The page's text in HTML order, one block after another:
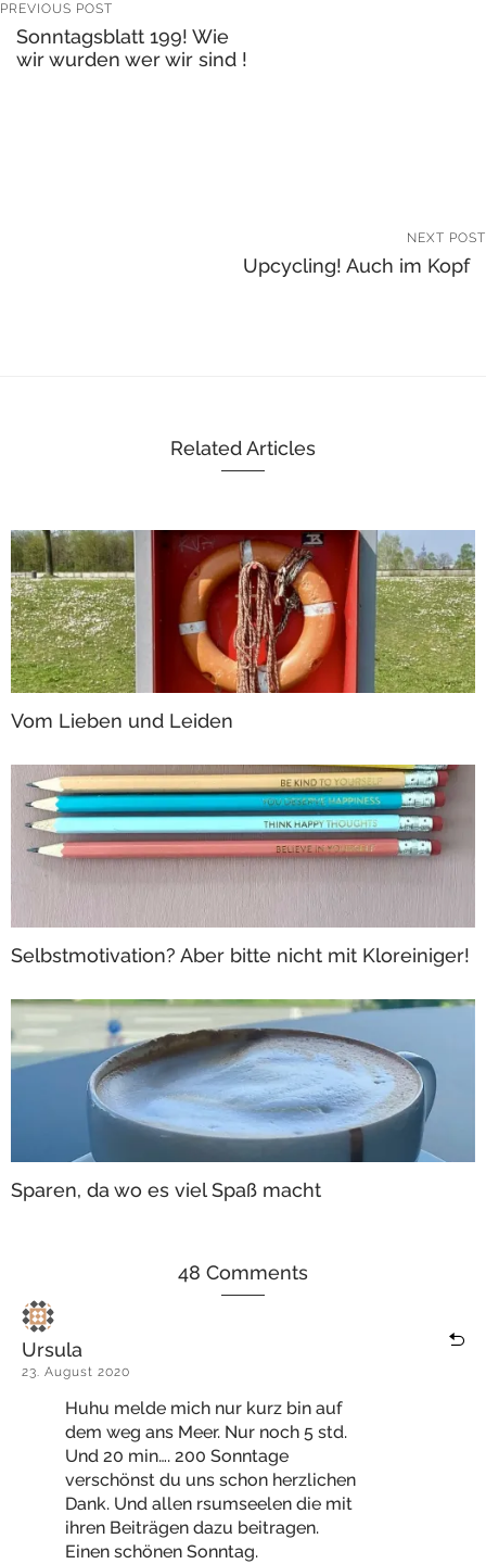
PREVIOUS POST
Sonntagsblatt 199! Wie
wir wurden wer wir sind !
NEXT POST
Upcycling! Auch im Kopf
Related Articles
Vom Lieben und Leiden
Selbstmotivation? Aber bitte nicht mit Kloreiniger!
Sparen, da wo es viel Spaß macht
48 Comments
Ursula
23. August 2020
Huhu melde mich nur kurz bin auf
dem weg ans Meer. Nur noch 5 std.
Und 20 min…. 200 Sonntage
verschönst du uns schon herzlichen
Dank. Und allen rsumseelen die mit
ihren Beiträgen dazu beitragen.
Einen schönen Sonntag.